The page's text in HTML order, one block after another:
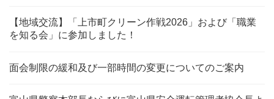
【地域交流】「上市町クリーン作戦2026」および「職業
を知る会」に参加しました！
面会制限の緩和及び一部時間の変更についてのご案内